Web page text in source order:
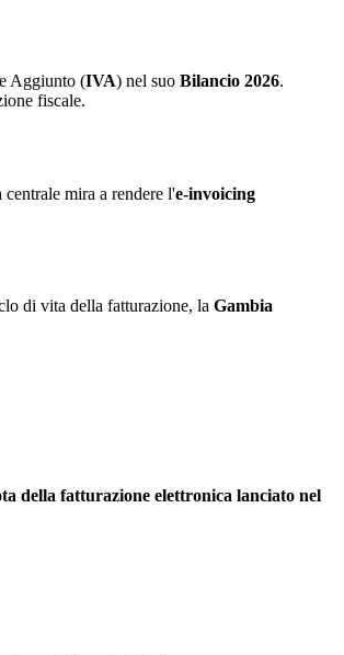
Aggiunto (IVA) nel suo Bilancio 2026.
fiscale.
mira a rendere l'e-invoicing
di vita della fatturazione, la Gambia
della fatturazione elettronica lanciato nel